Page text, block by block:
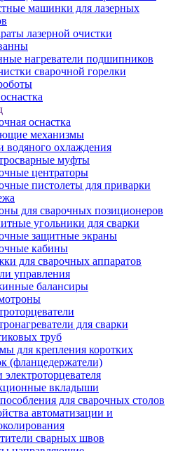
машинки для лазерных
лазерной очистки
нагреватели подшипников
сварочной горелки
оснастка
механизмы
водяного охлаждения
муфты
центраторы
пистолеты для приварки
для сварочных позиционеров
угольники для сварки
защитные экраны
кабины
для сварочных аппаратов
управления
балансиры
для сварки
труб
для крепления коротких
(фланцедержатели)
вкладыши
для сварочных столов
автоматизации и
сварных швов